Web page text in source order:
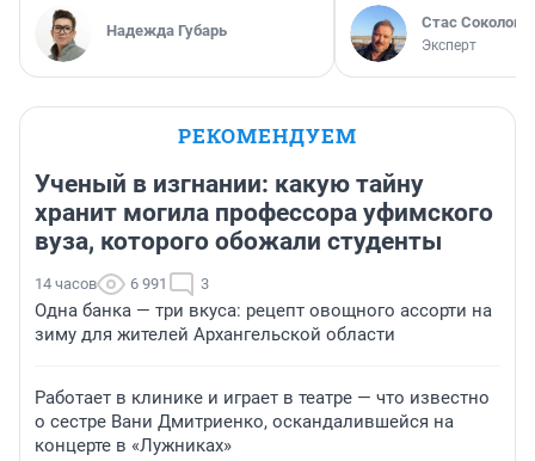
Надежда Губарь Стас Соколов
Эксперт
РЕКОМЕНДУЕМ
Ученый в изгнании: какую тайну
хранит могила профессора уфимского
вуза, которого обожали студенты
14 часов 6 991 3
Одна банка — три вкуса: рецепт овощного ассорти на
зиму для жителей Архангельской области
Работает в клинике и играет в театре — что известно
о сестре Вани Дмитриенко, оскандалившейся на
концерте в «Лужниках»